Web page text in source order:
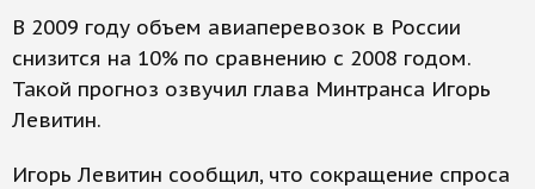
В 2009 году объем авиаперевозок в России
снизится на 10% по сравнению с 2008 годом.
Такой прогноз озвучил глава Минтранса Игорь
Левитин.
Игорь Левитин сообщил, что сокращение спроса